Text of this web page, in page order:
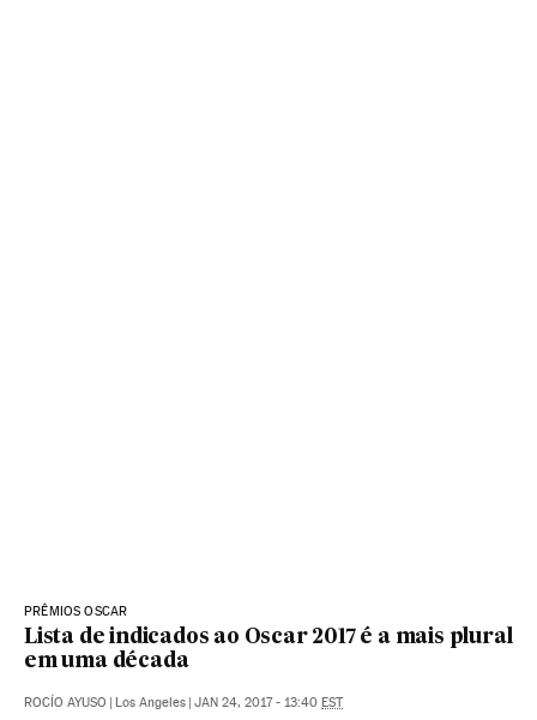
PRÊMIOS OSCAR
Lista de indicados ao Oscar 2017 é a mais plural
em uma década
ROCÍO AYUSO Los Angeles JAN 24, 2017 - 13:40 EST